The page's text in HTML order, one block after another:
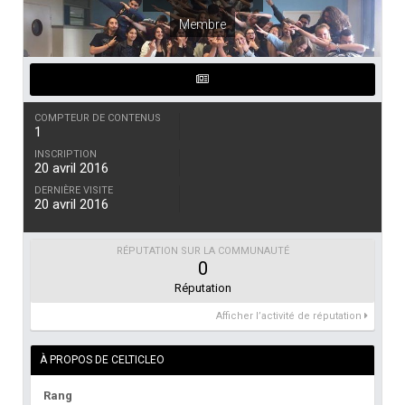
Membre
COMPTEUR DE CONTENUS
1
INSCRIPTION
20 avril 2016
DERNIÈRE VISITE
20 avril 2016
RÉPUTATION SUR LA COMMUNAUTÉ
0
Réputation
Afficher l’activité de réputation
À PROPOS DE CELTICLEO
Rang